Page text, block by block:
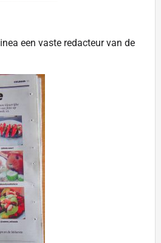
een vaste redacteur van de